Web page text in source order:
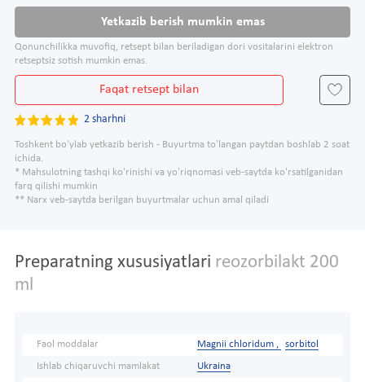
Yetkazib berish mumkin emas
Qonunchilikka muvofiq, retsept bilan beriladigan dori vositalarini elektron
retseptsiz sotish mumkin emas.
Faqat retsept bilan
2 sharhni
Toshkent bo'ylab yetkazib berish - Buyurtma to'langan paytdan boshlab 2 soat
ichida.
* Mahsulotning tashqi ko'rinishi va yo'riqnomasi veb-saytda ko'rsatilganidan
farq qilishi mumkin
** Narx veb-saytda berilgan buyurtmalar uchun amal qiladi
Preparatning xususiyatlari reozorbilakt 200
ml
Faol moddalar Magnii chloridum , sorbitol
Ishlab chiqaruvchi mamlakat Ukraina